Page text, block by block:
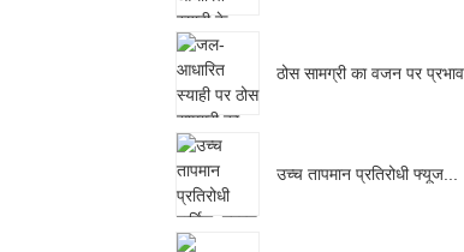
ठोस सामग्री का वजन पर प्रभाव
उच्च तापमान प्रतिरोधी फ्यूज...